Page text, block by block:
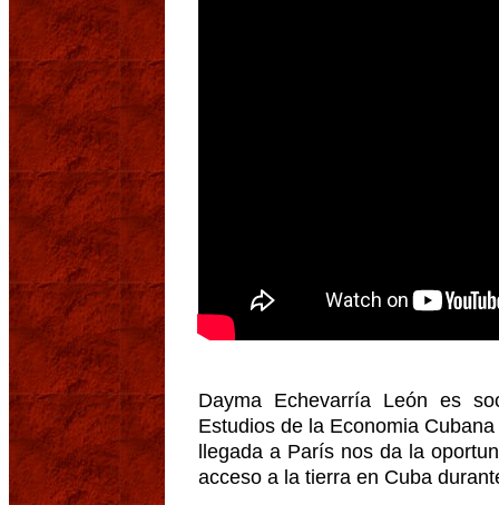
Dayma Echevarría León es
Estudios de la Economia
llegada a París nos da la
acceso a la tierra en Cuba